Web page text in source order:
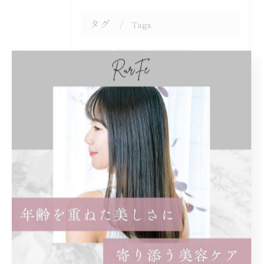
タグ Tags
子連れ
白髪ぼかし ハイライト 白髪染め
女性のみ まつ毛パーマ
ロッド 奥目 効果
ショート レディース 前髪あり
ショートボブ ボブ インナーカラー
イヤリングカラー ロング
トリートメント ストレートパーマ